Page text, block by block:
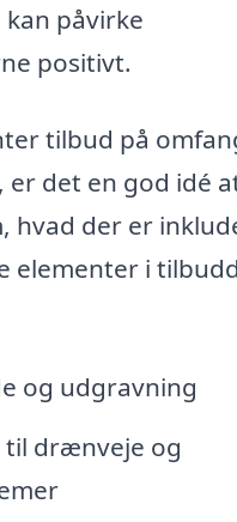
påvirke
positivt.
tilbud på
er det en god idé
hvad der er
elementer i
og udgravning
drænveje og